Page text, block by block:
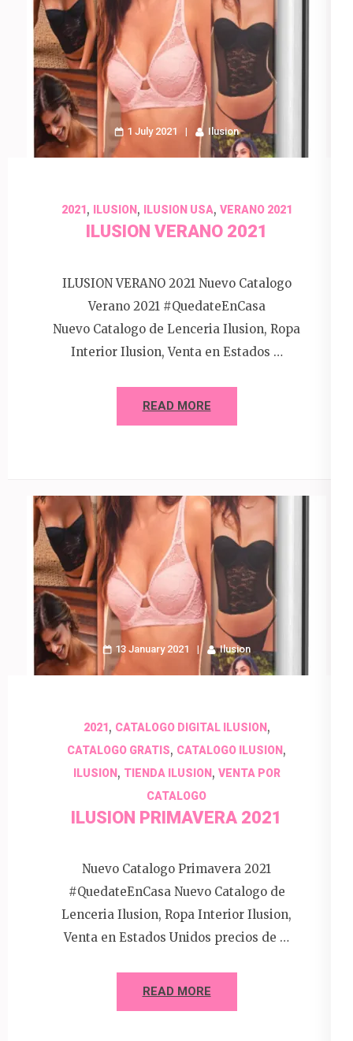
1 July 2021 Ilusion
2021, ILUSION, ILUSION USA, VERANO 2021
ILUSION VERANO 2021
ILUSION VERANO 2021 Nuevo Catalogo
Verano 2021 #QuedateEnCasa
Nuevo Catalogo de Lenceria Ilusion, Ropa
Interior Ilusion, Venta en Estados …
READ MORE
13 January 2021 Ilusion
2021, CATALOGO DIGITAL ILUSION,
CATALOGO GRATIS, CATALOGO ILUSION,
ILUSION, TIENDA ILUSION, VENTA POR
CATALOGO
ILUSION PRIMAVERA 2021
Nuevo Catalogo Primavera 2021
#QuedateEnCasa Nuevo Catalogo de
Lenceria Ilusion, Ropa Interior Ilusion,
Venta en Estados Unidos precios de …
READ MORE